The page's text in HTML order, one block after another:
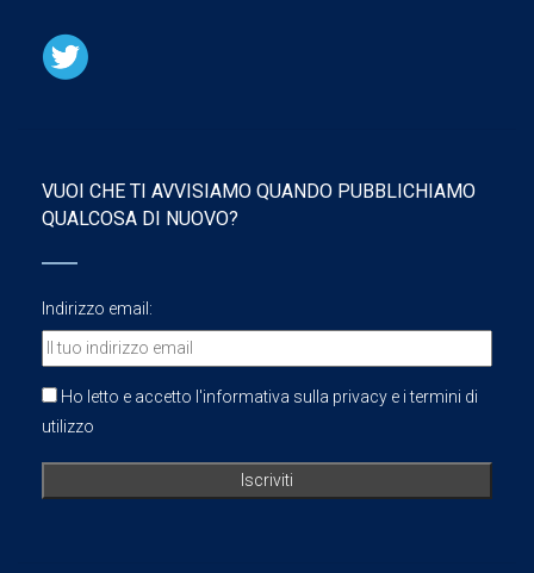
VUOI CHE TI AVVISIAMO QUANDO PUBBLICHIAMO
QUALCOSA DI NUOVO?
Indirizzo email:
Ho letto e accetto l'informativa sulla privacy e i termini di
utilizzo